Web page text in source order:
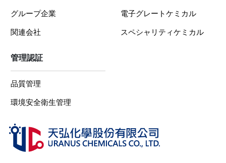
グループ企業
関連会社
電子グレートケミカル
スペシャリティケミカル
管理認証
品質管理
環境安全衛生管理